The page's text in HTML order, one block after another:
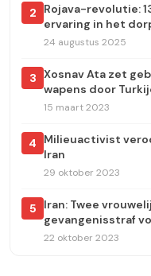
2
Rojava-revolutie:
ervaring in het
24 augustus 2025
3 Xosnav Ata zet
wapens door
Europees Parlement
15 maart 2023
4
Milieuactivist
Iran
29 oktober 2023
5
Iran: Twee
gevangenisstraf
op Jina Amini
22 oktober 2023